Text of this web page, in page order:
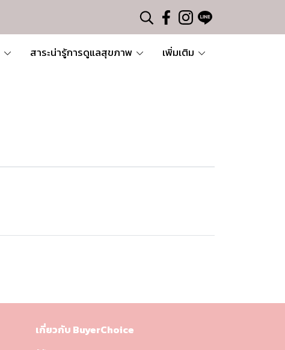
สาระน่ารู้การดูแลสุขภาพ เพิ่มเติม
เกี่ยวกับ BuyerChoice